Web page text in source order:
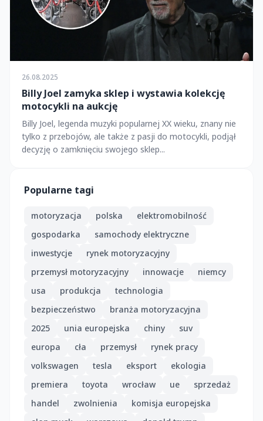
26.08.2025
Billy Joel zamyka sklep i wystawia kolekcję
motocykli na aukcję
Billy Joel, legenda muzyki popularnej XX wieku, znany nie
tylko z przebojów, ale także z pasji do motocykli, podjął
decyzję o zamknięciu swojego sklep...
Popularne tagi
motoryzacja polska
elektromobilność
gospodarka
samochody elektryczne
inwestycje
rynek motoryzacyjny
przemysł motoryzacyjny
innowacje
niemcy
usa
produkcja
technologia
bezpieczeństwo
branża motoryzacyjna
2025
unia europejska chiny
suv
europa
cła przemysł
rynek pracy
volkswagen
tesla eksport
ekologia
premiera
toyota wrocław ue
sprzedaż
handel
zwolnienia
komisja europejska